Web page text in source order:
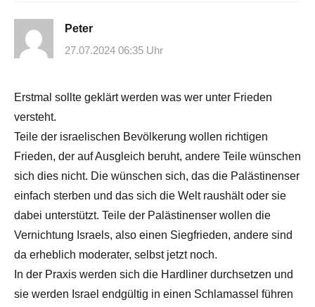
Peter
27.07.2024 06:35 Uhr
Erstmal sollte geklärt werden was wer unter Frieden
versteht.
Teile der israelischen Bevölkerung wollen richtigen
Frieden, der auf Ausgleich beruht, andere Teile wünschen
sich dies nicht. Die wünschen sich, das die Palästinenser
einfach sterben und das sich die Welt raushält oder sie
dabei unterstützt. Teile der Palästinenser wollen die
Vernichtung Israels, also einen Siegfrieden, andere sind
da erheblich moderater, selbst jetzt noch.
In der Praxis werden sich die Hardliner durchsetzen und
sie werden Israel endgültig in einen Schlamassel führen